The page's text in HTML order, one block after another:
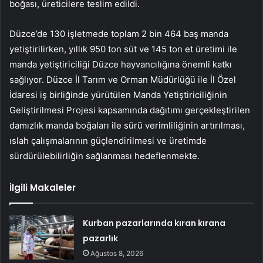
boğası, üreticilere teslim edildi.
Düzce’de 130 işletmede toplam 2 bin 464 baş manda
yetiştirilirken, yıllık 950 ton süt ve 145 ton et üretimi ile
manda yetiştiriciliği Düzce hayvancılığına önemli katkı
sağlıyor. Düzce İl Tarım ve Orman Müdürlüğü ile İl Özel
İdaresi iş birliğinde yürütülen Manda Yetiştiriciliğinin
Geliştirilmesi Projesi kapsamında dağıtımı gerçekleştirilen
damızlık manda boğaları ile sürü verimliliğinin artırılması,
ıslah çalışmalarının güçlendirilmesi ve üretimde
sürdürülebilirliğin sağlanması hedeflenmekte.
İlgili Makaleler
Kurban pazarlarında kıran kırana
pazarlık
Ağustos 8, 2026